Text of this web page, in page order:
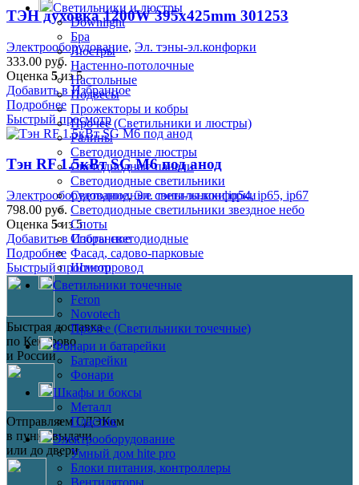
Светильники и люстры
Downlight
Бра
Люстры
Настенно-потолочные
Настольные
Подвесы
Прожекторы и кобры
Прочее (Светильники и люстры)
Ралины
Светодиодные люстры
Светодиодные панели
Светодиодные светильники
Светодиодные светильники ip54, ip65, ip67
Светодиодные светильники звездное небо
Споты
Споты светодиодные
Фасад, садово-парковые
Шинопровод
Светильники точечные
Feron
Novotech
Прочее (Светильники точечные)
Фонари и батарейки
Батарейки
Фонари
Шкафы и боксы
Металл
Пластик
Электрооборудование
Умный дом hite pro
Блоки питания, контроллеры
Вентиляторы
ТЭН духовка 1200W 395x425mm 301253
Электрооборудование, Эл. тэны-эл.конфорки
333.00 руб.
Оценка 5из 5
Добавить в Избранное
Подробнее
Быстрый просмотр
Тэн RF 1.5кВт SG М6 под анод
Электрооборудование,Эл. тэны-эл.конфорки
798.00 руб.
Оценка 5из 5
Добавить в Избранное
Подробнее
Быстрый просмотр
Быстрая доставка
по Кемерово
и России
Отправляем СДЭКом
в пункт выдачи
или до двери